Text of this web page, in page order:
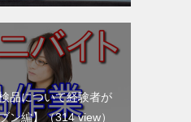
品について経験者が
ン編】
（314 view）